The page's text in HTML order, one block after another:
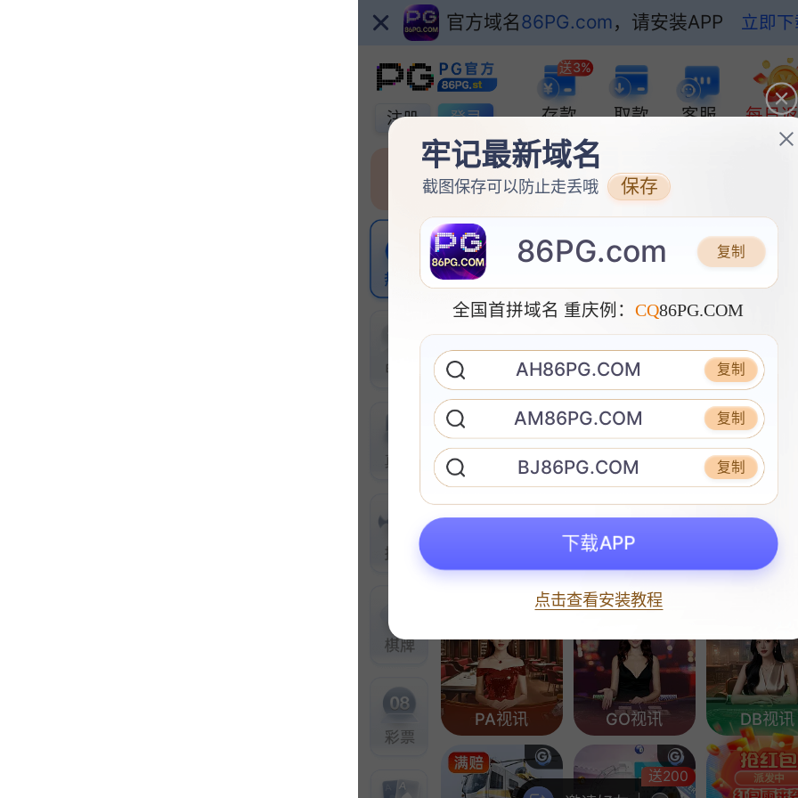
官方域名86PG.com，请安装APP 立即
注册 登录
送3%
存款 取款 客服 每日
麻将胡了 赏金女王
麻将胡了2 赏金大对决 赏金船
炸金花
PA视讯 GO视讯 DB视讯
立即注册
派发中
送200
牢记最新域名
截图保存可以防止走丢哦 保存
86PG.com 复制
全国首拼域名 重庆例：CQ86PG.COM
AH86PG.COM 复制
AM86PG.COM 复制
BJ86PG.COM 复制
下载APP
点击查看安装教程